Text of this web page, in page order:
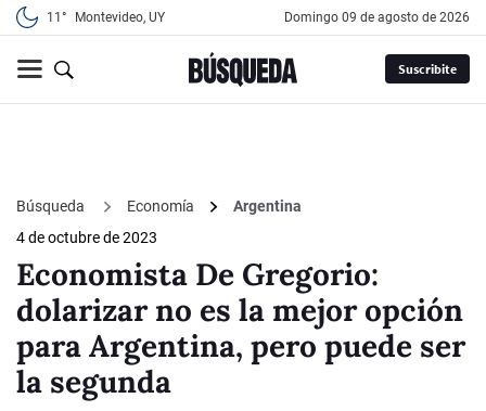
11° Montevideo, UY domingo 09 de agosto de 2026
Suscribite
Búsqueda Economía
Argentina
4 de octubre de 2023
Economista De Gregorio:
dolarizar no es la mejor opción
para Argentina, pero puede ser
la segunda